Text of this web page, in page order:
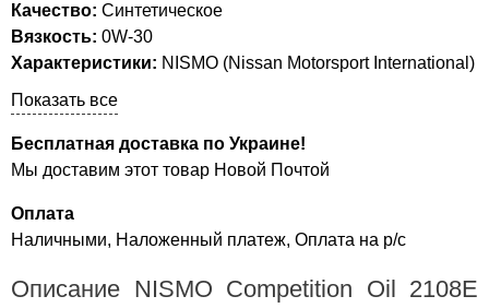
Качество: Синтетическое
Вязкость: 0W-30
Характеристики: NISMO (Nissan Motorsport International)
Показать все
Бесплатная доставка по Украине!
Мы доставим этот товар Новой Почтой
Оплата
Наличными, Наложенный платеж, Оплата на р/с
Описание NISMO Competition Oil 2108E